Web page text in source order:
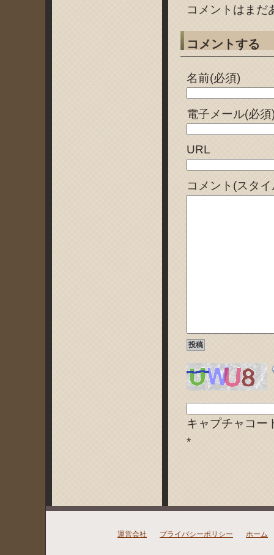
コメントはまだ
コメントする
名前(必須)
電子メール(必須
URL
コメント(スタ
キャプチャコー
*
運営会社 プライバシーポリシー ホーム